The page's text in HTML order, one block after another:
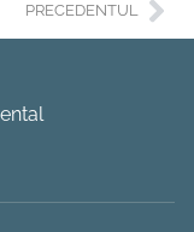
PRECEDENTUL